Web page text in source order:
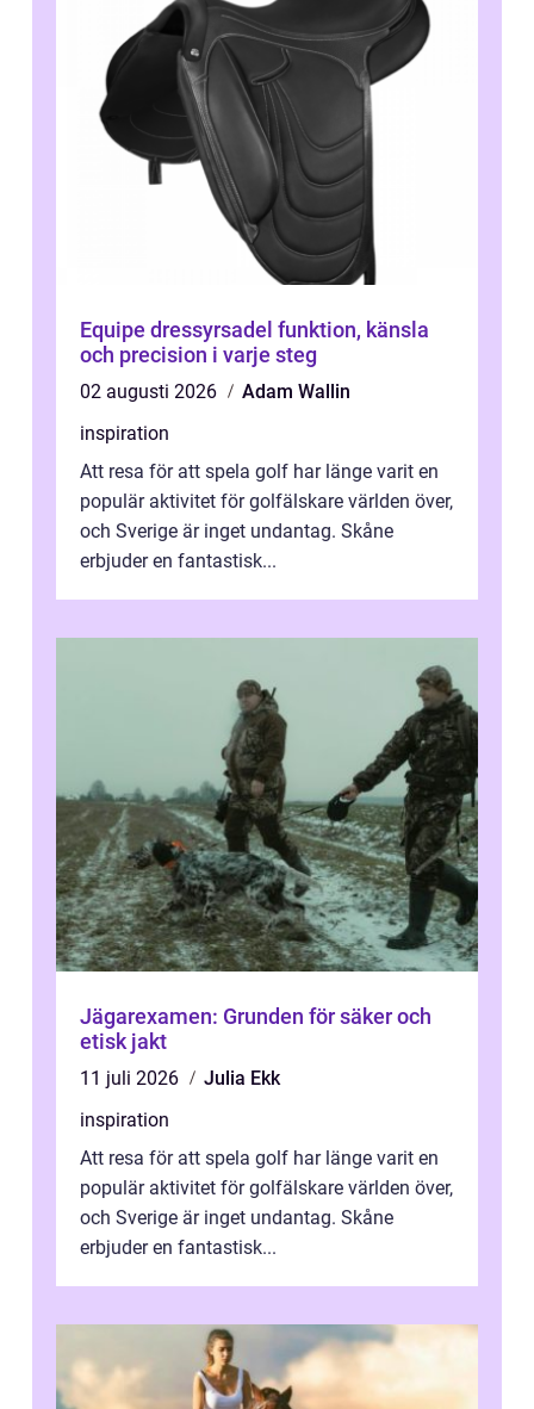
Equipe dressyrsadel funktion, känsla
och precision i varje steg
02 augusti 2026
Adam Wallin
inspiration
Att resa för att spela golf har länge varit en
populär aktivitet för golfälskare världen över,
och Sverige är inget undantag. Skåne
erbjuder en fantastisk...
Jägarexamen: Grunden för säker och
etisk jakt
11 juli 2026
Julia Ekk
inspiration
Att resa för att spela golf har länge varit en
populär aktivitet för golfälskare världen över,
och Sverige är inget undantag. Skåne
erbjuder en fantastisk...